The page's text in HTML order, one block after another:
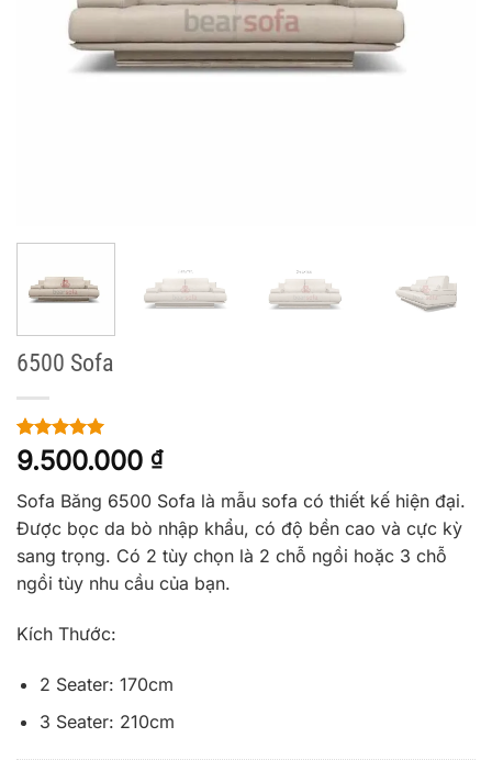
6500 Sofa
5trên 5
dựa trên
1
9.500.000 ₫
Sofa Băng 6500 Sofa là mẫu sofa có thiết kế hiện đại.
Được bọc da bò nhập khẩu, có độ bền cao và cực kỳ
sang trọng. Có 2 tùy chọn là 2 chỗ ngồi hoặc 3 chỗ
ngồi tùy nhu cầu của bạn.
Kích Thước:
2 Seater: 170cm
3 Seater: 210cm